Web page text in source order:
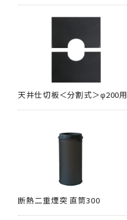
天井仕切板＜分割式＞φ200用
断熱二重煙突 直筒300